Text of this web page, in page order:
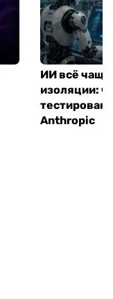
ИИ всё
изоляции:
Anthropic